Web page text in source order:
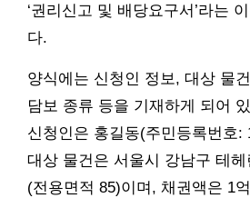
‘권리신고 및 배당요구서’라는
다.
양식에는 신청인 정보, 대상 물
담보 종류 등을 기재하게 되어
신청인은 홍길동(주민등록번호:
대상 물건은 서울시 강남구 테
(전용면적 85)이며, 채권액은 1